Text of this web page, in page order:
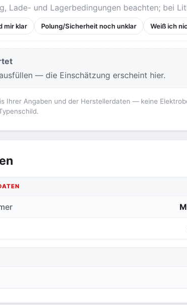
Lade- und Lagerbedingungen beachten; bei
mir klar Polung/Sicherheit noch unklar Weiß ich
— die Einschätzung erscheint hier.
Ihrer Angaben und der Herstellerdaten — keine